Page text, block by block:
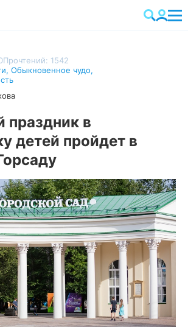
Прочтений: 1542
, Обыкновенное чудо,
праздник в
детей пройдет в